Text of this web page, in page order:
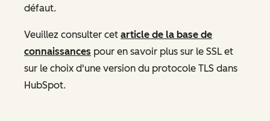
défaut.
Veuillez consulter cet article de la base de
connaissances pour en savoir plus sur le SSL et
sur le choix d'une version du protocole TLS dans
HubSpot.